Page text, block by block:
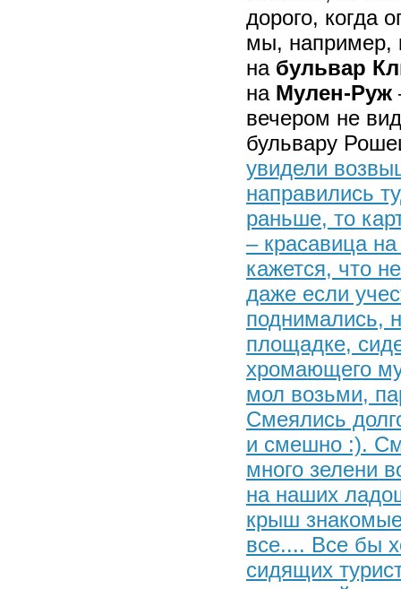
дорого, когда
мы, например,
на бульвар
на Мулен-Руж
вечером не
бульвару
увидели
направились
раньше, то
– красавица
кажется, что
даже если
поднимались,
площадке,
хромающего
мол возьми,
Смеялись
и смешно :).
много зелени
на наших
крыш
все.... Все бы
сидящих